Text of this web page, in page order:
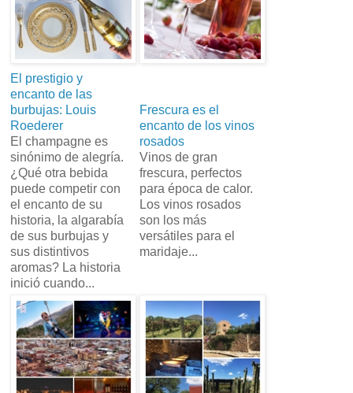
El prestigio y
encanto de las
burbujas: Louis
Roederer
El champagne es
sinónimo de alegría.
¿Qué otra bebida
puede competir con
el encanto de su
historia, la algarabía
de sus burbujas y
sus distintivos
aromas? La historia
inició cuando...
Frescura es el
encanto de los vinos
rosados
Vinos de gran
frescura, perfectos
para época de calor.
Los vinos rosados
son los más
versátiles para el
maridaje...